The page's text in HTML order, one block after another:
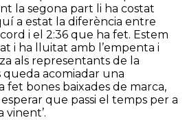
la segona part li ha costat
a estat la diferència entre
i el 2:36 que ha fet. Estem
i ha lluitat amb l’empenta i
als representants de la
queda acomiadar una
bones baixades de marca,
que passi el temps per a